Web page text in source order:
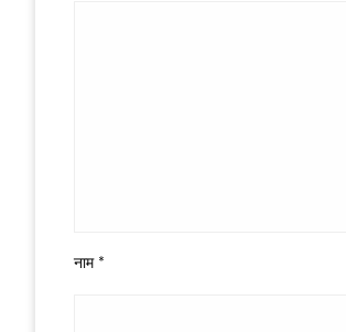
नाम *